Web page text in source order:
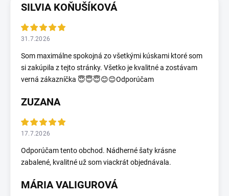
SILVIA KOŇUŠÍKOVÁ
31.7.2026
Som maximálne spokojná zo všetkými kúskami ktoré som
si zakúpila z tejto stránky. Všetko je kvalitné a zostávam
verná zákazníčka 😇😇😇😊😊Odporúčam
ZUZANA
17.7.2026
Odporúčam tento obchod. Nádherné šaty krásne
zabalené, kvalitné už som viackrát objednávala.
MÁRIA VALIGUROVÁ